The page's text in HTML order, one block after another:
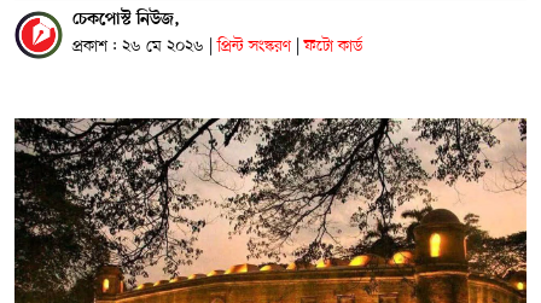
চেকপোস্ট নিউজ,
প্রকাশ : ২৬ মে ২০২৬ | প্রিন্ট সংস্করণ | ফটো কার্ড